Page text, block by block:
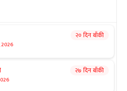
२० दिन बाँकी
२७ दिन बाँकी